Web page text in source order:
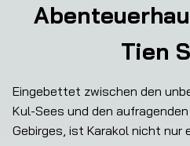
Tien
Eingebettet zwischen den
Kul-Sees und den
Gebirges, ist Karakol nicht nur